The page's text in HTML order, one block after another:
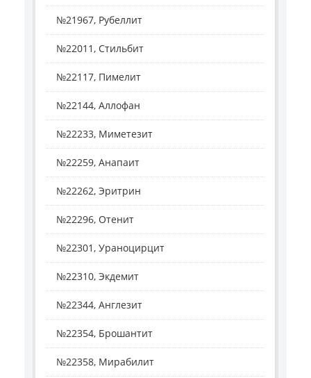
№21967, Рубеллит
№22011, Стильбит
№22117, Пимелит
№22144, Аллофан
№22233, Миметезит
№22259, Анапаит
№22262, Эритрин
№22296, Отенит
№22301, Ураноцирцит
№22310, Экдемит
№22344, Англезит
№22354, Брошантит
№22358, Мирабилит